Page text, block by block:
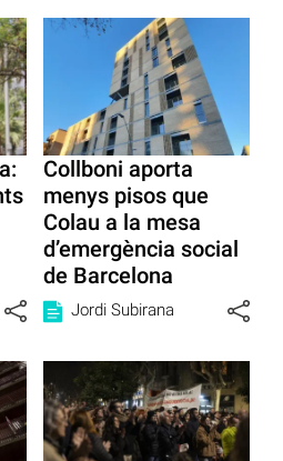
Collboni aporta
menys pisos que
Colau a la mesa
d’emergència social
de Barcelona
Jordi Subirana